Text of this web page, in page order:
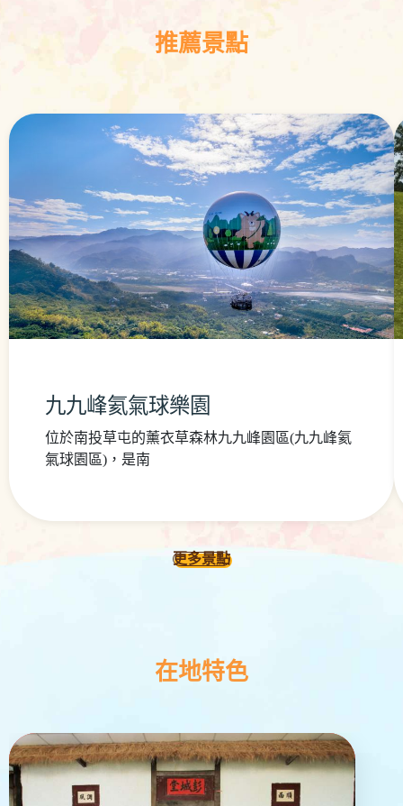
推薦景點
九九峰氦氣球樂園
位於南投草屯的薰衣草森林九九峰園區(九九峰氦
氣球園區)，是南
更多景點
在地特色